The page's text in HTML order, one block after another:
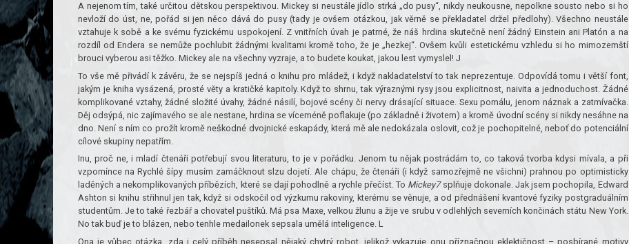
A nejenom tím, také určitou dětskou perspektivou. Mickey si neustále jídlo strká „do pusy“, nikdy neukousne, nepolkne sousto nebo si ho
nevloží do úst, ne, pořád si jen něco dává do pusy (tady je ovšem otázkou, jak věrně se překladatel držel předlohy). Všechno neustále
vztahuje k sobě a ke svému fyzickému uspokojení. Z vnitřních úvah je patrné, že náš hrdina skutečně není žádný Einstein ani Platón a na
rozdíl od Endera se nemůže pochlubit žádnými kvalitami kromě toho, že je „hezkej“. Ovšem kvůli estetickému vzhledu si ho mimozemští
brouci vyberou asi těžko. Mickey ale na všechny vyzraje, a to budete koukat, jakou lest vymyslel! J
To vše mě přivádí k závěru, že se nejspíš jedná o knihu pro mládež, i když nakladatelství to tak neprezentuje. Odpovídá tomu i větší font,
jakým je kniha vysázená, prosté věty a kratičké kapitoly. Když to shrnu, tak výraznými rysy jsou explicitnost, naivita a jednoduchost. Žádné
komplikované vztahy, žádné složité úvahy, žádné násilí, bojové scény či nervy drásající situace. Sexu pomálu, jenom náznak a zatmívačka.
Děj odsýpá, nic zajímavého se ale nestane, hrdina se víceméně poflakuje (po základně i životem) a kromě úvodní scény si nikdy nesáhne na
dno. Není s ním co prožít kromě neškodné dvojnické eskapády, která mě ale nedokázala oslovit, což je pochopitelné, neboť do potenciální
cílové skupiny nepatřím.
Inu, proč ne, i mladí čtenáři potřebují svou literaturu, to je v pořádku. Jenom tu nějak postrádám to, co taková tvorba kdysi mívala, a při
vzpomínce na Rychlé šípy musím zamáčknout slzu dojetí. Ale chápu, že čtenáři (i když samozřejmě ne všichni) prahnou po optimisticky
laděných a nekomplikovaných příbězích, které se dají pohodlně a rychle přečíst. To Mickey7splňuje dokonale. Jak jsem pochopila, Edward
Ashton si knihu střihnul jen tak, když si odskočil od výzkumu rakoviny, kterému se věnuje, a od přednášení kvantové fyziky postgraduálním
studentům. Je to také řezbář a chovatel puštíků. Má psa Maxe, velkou žlunu a žije ve srubu v odlehlých severních končinách státu New York.
No tak buď je to blázen, nebo tenhle medailonek sepsala umělá inteligence. L
Ona je vůbec otázka, zda i celý příběh nesepsal nějaký chytrý robot, jelikož vykazuje onu příznačnou eklektičnost – posbírané motivy